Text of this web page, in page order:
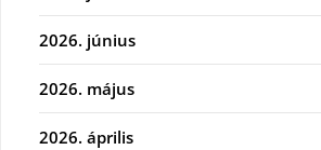
2026. június
2026. május
2026. április